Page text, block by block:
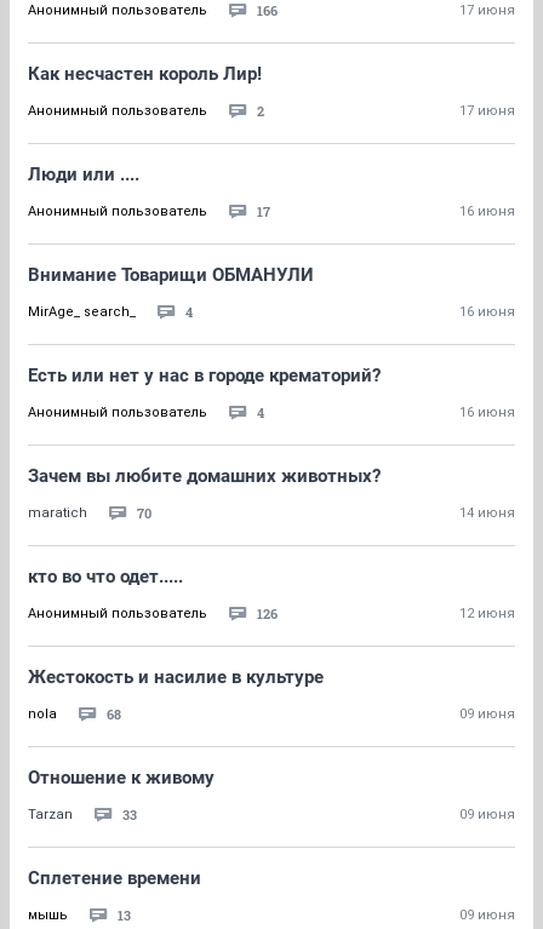
Анонимный пользователь 166 17 июня
Как несчастен король Лир!
Анонимный пользователь 2 17 июня
Люди или ....
Анонимный пользователь 17 16 июня
Внимание Товарищи ОБМАНУЛИ
MirAge_ search_ 4 16 июня
Есть или нет у нас в городе крематорий?
Анонимный пользователь 4 16 июня
Зачем вы любите домашних животных?
maratich 70 14 июня
кто во что одет.....
Анонимный пользователь 126 12 июня
Жестокость и насилие в культуре
nola 68 09 июня
Отношение к живому
Tarzan 33 09 июня
Сплетение времени
мышь 13 09 июня